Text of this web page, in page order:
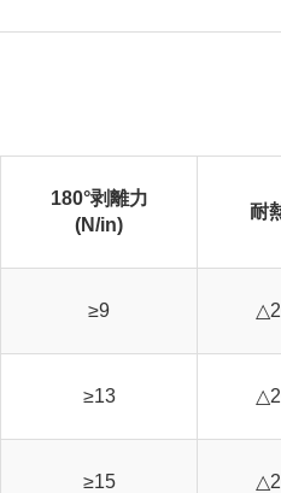
180°剥離力
(N/in)
耐
≥9
≥13
≥15